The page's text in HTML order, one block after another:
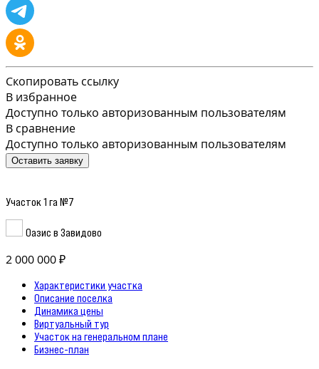
Скопировать ссылку
В избранное
Доступно только авторизованным пользователям
В сравнение
Доступно только авторизованным пользователям
Оставить заявку
Участок 1 га №7
Оазис в Завидово
2 000 000 ₽
Характеристики участка
Описание поселка
Динамика цены
Виртуальный тур
Участок на генеральном плане
Бизнес-план